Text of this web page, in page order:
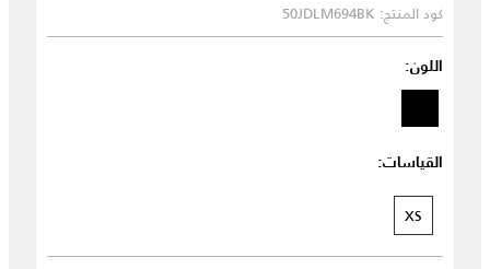
كود المنتج: 50JDLM694BK
اللون:
القياسات:
XS